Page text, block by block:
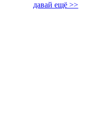
давай ещё >>